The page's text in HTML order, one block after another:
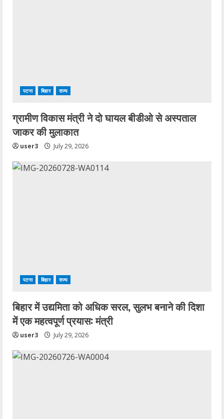
पटना बिहार राज्य
ग्रामीण विकास मंत्री ने दो घायल बीडीओ से अस्पताल
जाकर की मुलाकात
user3 July 29, 2026
पटना बिहार राज्य
बिहार में उद्यमिता को अधिक सरल, सुलभ बनाने की दिशा
में एक महत्वपूर्ण प्रयास: मंत्री
user3 July 29, 2026